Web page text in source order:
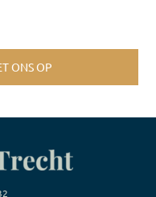
ONS OP